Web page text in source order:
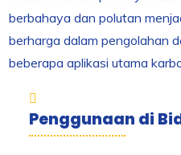
berbahaya dan polutan
berharga dalam pengolahan
beberapa aplikasi utama
Penggunaan di